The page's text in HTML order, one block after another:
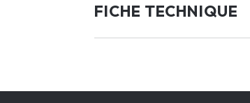
FICHE TECHNIQUE